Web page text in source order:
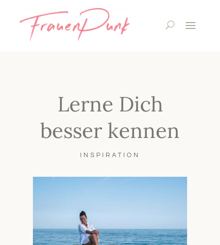
Lerne Dich
besser kennen
INSPIRATION